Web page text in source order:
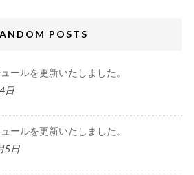
POSTS
ールを更新いたしました。
日
ールを更新いたしました。
5日